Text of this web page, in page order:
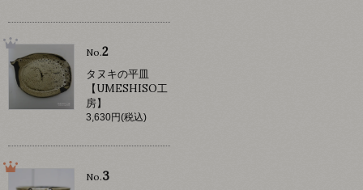
No.2
タヌキの平皿
【UMESHISO工
房】
3,630円(税込)
No.3